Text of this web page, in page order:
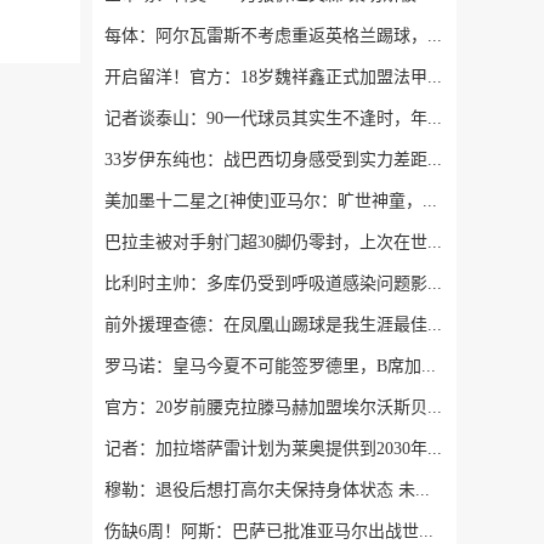
每体：阿尔瓦雷斯不考虑重返英格兰踢球，球员只想加盟巴萨
开启留洋！官方：18岁魏祥鑫正式加盟法甲欧塞尔，签下5年合同
记者谈泰山：90一代球员其实生不逢时，年轻时高质量比赛踢得太少
33岁伊东纯也：战巴西切身感受到实力差距 目前不打算退出国家队
美加墨十二星之[神使]亚马尔：旷世神童，未来星使
巴拉圭被对手射门超30脚仍零封，上次在世界杯做到的是06年英格兰
比利时主帅：多库仍受到呼吸道感染问题影响，不在最佳状态
前外援理查德：在凤凰山踢球是我生涯最佳体验，很感谢成都球迷
罗马诺：皇马今夏不可能签罗德里，B席加盟意味着罗德里已结束了
官方：20岁前腰克拉滕马赫加盟埃尔沃斯贝格 据悉拜仁拥有回购权
记者：加拉塔萨雷计划为莱奥提供到2030年的合同，年薪1000万欧
穆勒：退役后想打高尔夫保持身体状态 未来不会排除回归拜仁可能
伤缺6周！阿斯：巴萨已批准亚马尔出战世界杯首战 但最多踢15分钟